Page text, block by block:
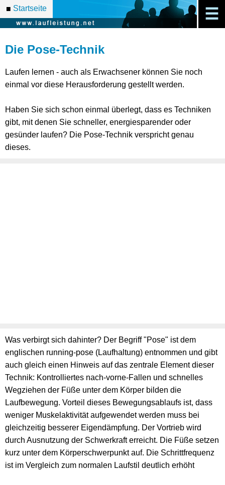
■ Startseite ☰
Die Pose-Technik
Laufen lernen - auch als Erwachsener können Sie noch
einmal vor diese Herausforderung gestellt werden.
Haben Sie sich schon einmal überlegt, dass es Techniken
gibt, mit denen Sie schneller, energiesparender oder
gesünder laufen? Die Pose-Technik verspricht genau
dieses.
Was verbirgt sich dahinter? Der Begriff "Pose" ist dem
englischen running-pose (Laufhaltung) entnommen und gibt
auch gleich einen Hinweis auf das zentrale Element dieser
Technik: Kontrolliertes nach-vorne-Fallen und schnelles
Wegziehen der Füße unter dem Körper bilden die
Laufbewegung. Vorteil dieses Bewegungsablaufs ist, dass
weniger Muskelaktivität aufgewendet werden muss bei
gleichzeitig besserer Eigendämpfung. Der Vortrieb wird
durch Ausnutzung der Schwerkraft erreicht. Die Füße setzen
kurz unter dem Körperschwerpunkt auf. Die Schrittfrequenz
ist im Vergleich zum normalen Laufstil deutlich erhöht